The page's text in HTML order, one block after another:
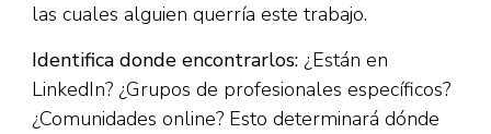
las cuales alguien querría este trabajo.
Identifica donde encontrarlos: ¿Están en
LinkedIn? ¿Grupos de profesionales específicos?
¿Comunidades online? Esto determinará dónde